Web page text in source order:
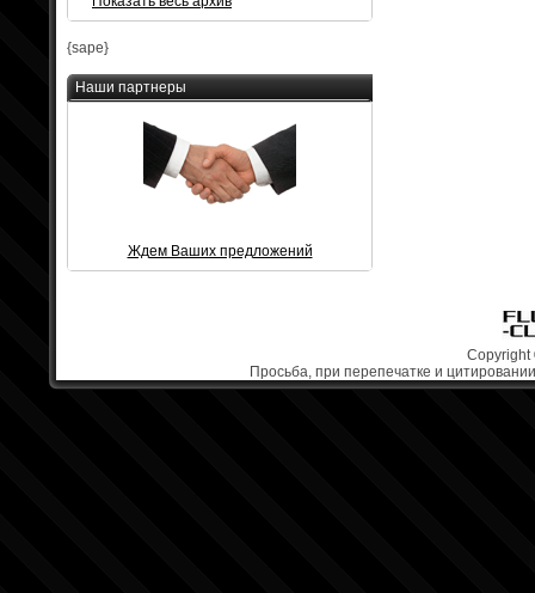
{sape}
Наши партнеры
Ждем Ваших предложений
Copyright
Просьба, при перепечатке и